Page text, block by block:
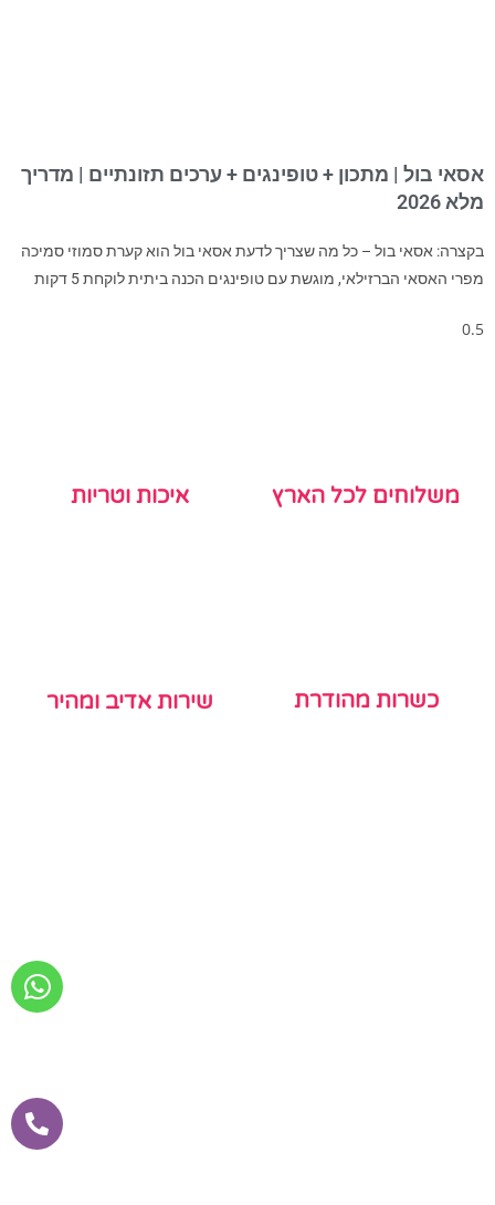
אסאי בול | מתכון + טופינגים + ערכים תזונתיים | מדריך
מלא 2026
בקצרה: אסאי בול – כל מה שצריך לדעת אסאי בול הוא קערת סמוזי סמיכה
מפרי האסאי הברזילאי, מוגשת עם טופינגים הכנה ביתית לוקחת 5 דקות
משלוחים לכל הארץ איכות וטריות
כשרות מהודרת שירות אדיב ומהיר